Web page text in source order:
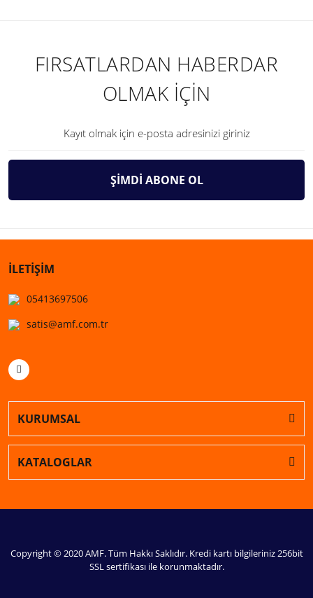
FIRSATLARDAN HABERDAR
OLMAK İÇİN
ŞİMDİ ABONE OL
İLETİŞİM
05413697506
satis@amf.com.tr
KURUMSAL
KATALOGLAR
Copyright © 2020 AMF. Tüm Hakkı Saklıdır. Kredi kartı bilgileriniz 256bit
SSL sertifikası ile korunmaktadır.